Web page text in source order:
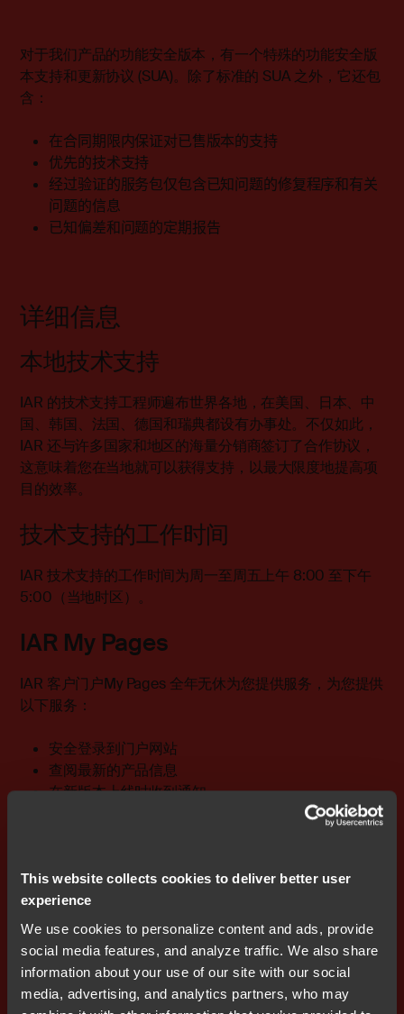
This website collects cookies to deliver better user
experience
We use cookies to personalize content and ads, provide
social media features, and analyze traffic. We also share
information about your use of our site with our social
media, advertising, and analytics partners, who may
对于我们产品的功能安全版本，有一个特殊的功能安全版
本支持和更新协议 (SUA)。除了标准的 SUA 之外，它还包
含：
在合同期限内保证对已售版本的支持
优先的技术支持
经过验证的服务包仅包含已知问题的修复程序和有关
问题的信息
已知偏差和问题的定期报告
详细信息
本地技术支持
IAR 的技术支持工程师遍布世界各地，在美国、日本、中
国、韩国、法国、德国和瑞典都设有办事处。不仅如此，
IAR 还与许多国家和地区的海量分销商签订了合作协议，
这意味着您在当地就可以获得支持，以最大限度地提高项
目的效率。
技术支持的工作时间
IAR 技术支持的工作时间为周一至周五上午 8:00 至下午
5:00（当地时区）。
IAR My Pages
IAR 客户门户My Pages 全年无休为您提供服务，为您提供
以下服务：
安全登录到门户网站
查阅最新的产品信息
在新版本上线时收到通知
服务台
只要拨打服务台电话就能立即获取 IAR 的专业技术支持。
服务包括营业时间内的电子邮件和电话咨询（出于案例跟
踪的目的，电子邮件是首选的沟通媒介）。服务台是对您
IAR 产品所附带的文件的补充，可回答您在使用产品时遇